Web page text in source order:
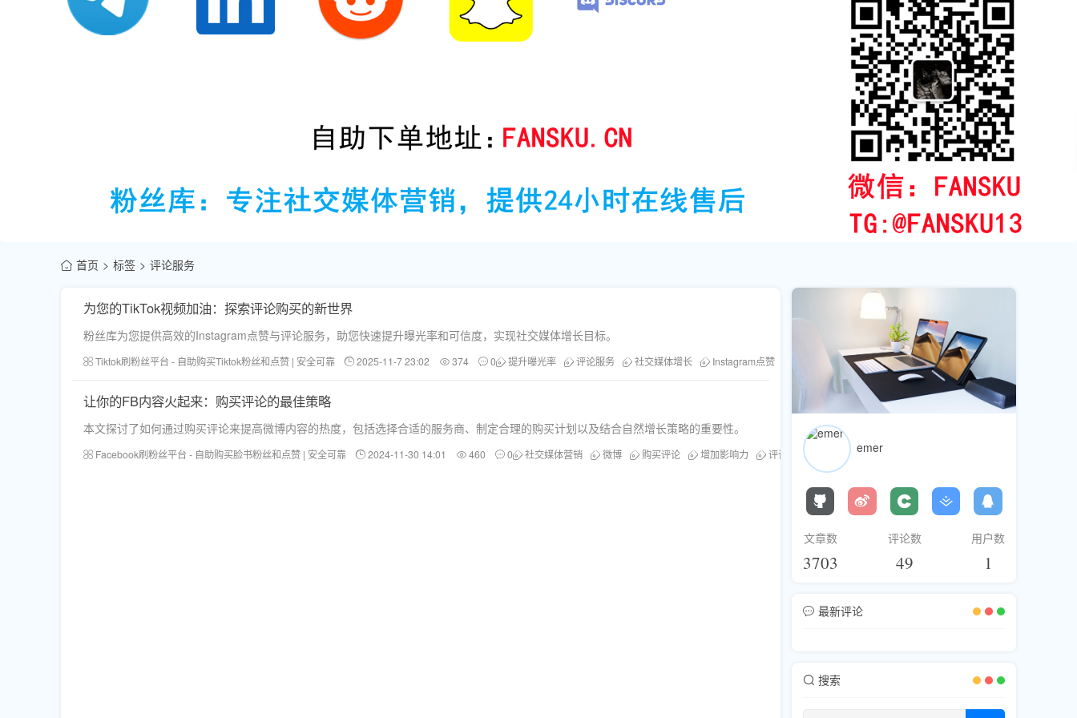
首页 标签 评论服务
为您的TikTok视频加油：探索评论购买的新世界
粉丝库为您提供高效的Instagram点赞与评论服务，助您快速提升曝光率和可信度，实现社交媒体增长目标。
Tiktok刷粉丝平台 - 自助购买Tiktok粉丝和点赞 | 安全可靠 2025-11-7 23:02 374 0 提升曝光率 评论服务 社交媒体增长 Instagram点赞
让你的FB内容火起来：购买评论的最佳策略
本文探讨了如何通过购买评论来提高微博内容的热度，包括选择合适的服务商、制定合理的购买计划以及结合自然增长策略的重要性。
Facebook刷粉丝平台 - 自助购买脸书粉丝和点赞 | 安全可靠 2024-11-30 14:01 460 0 社交媒体营销 微博 购买评论 增加影响力 评论服务 emer
文章数
3703
评论数
49
用户数
1
最新评论
搜索